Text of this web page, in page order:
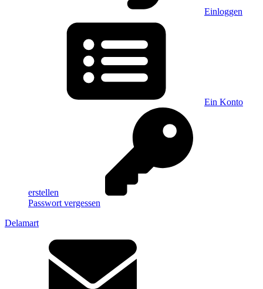
Einloggen
Ein Konto
erstellen
Passwort vergessen
Delamart